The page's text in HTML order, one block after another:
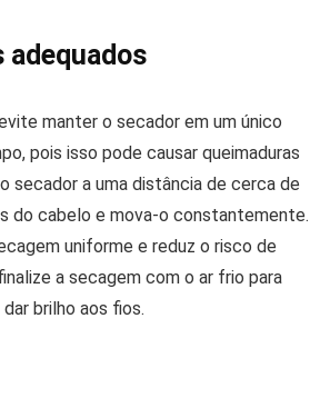
adequados
manter o secador em um único
pois isso pode causar queimaduras
secador a uma distância de cerca de
do cabelo e mova-o constantemente.
uniforme e reduz o risco de
a secagem com o ar frio para
brilho aos fios.